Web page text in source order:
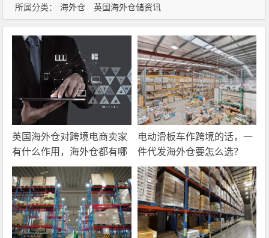
所属分类： 海外仓 英国海外仓储资讯
英国海外仓对跨境电商卖家
有什么作用，海外仓都有哪
些核心服务？
电动滑板车作跨境的话，一
件代发海外仓要怎么选？